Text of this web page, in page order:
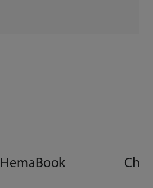
HemaBook